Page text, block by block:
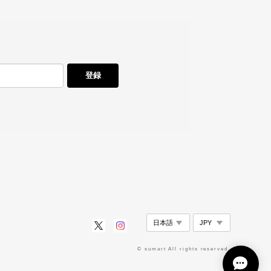
登録
© sumart All rights reserved.